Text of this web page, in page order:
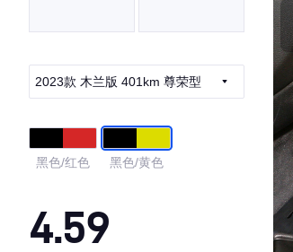
2023款 木兰版 401km 尊荣型
黑色/红色 黑色/黄色
4.59